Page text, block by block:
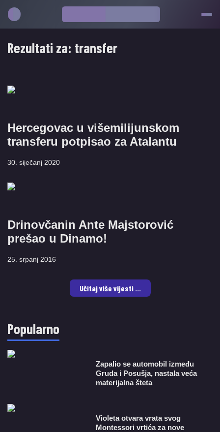
Rezultati za: transfer
Hercegovac u višemilijunskom
transferu potpisao za Atalantu
30. siječanj 2020
Drinovčanin Ante Majstorović
prešao u Dinamo!
25. srpanj 2016
Učitaj više vijesti ...
Popularno
Zapalio se automobil između
Gruda i Posušja, nastala veća
materijalna šteta
Violeta otvara vrata svog
Montessori vrtića za nove